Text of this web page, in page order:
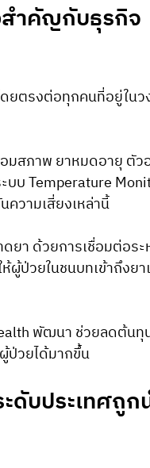
สำคัญกับธุรกิจ
ยตรงต่อทุกคนที่อยู่ในว
มสภาพ ยาหมดอายุ ตัว
บ Temperature
วามเสี่ยงเหล่านี้
ยา ด้วยการเชื่อมต่อระ
ผู้ป่วยในชนบทเข้าถึงย
พัฒนา ช่วยลดต้นทุ
ป่วยได้มากขึ้น
บประเทศถูก